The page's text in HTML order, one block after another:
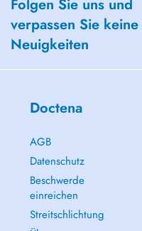
Folgen Sie uns und
verpassen Sie keine
Neuigkeiten
Doctena
AGB
Datenschutz
Beschwerde
einreichen
Streitschlichtung